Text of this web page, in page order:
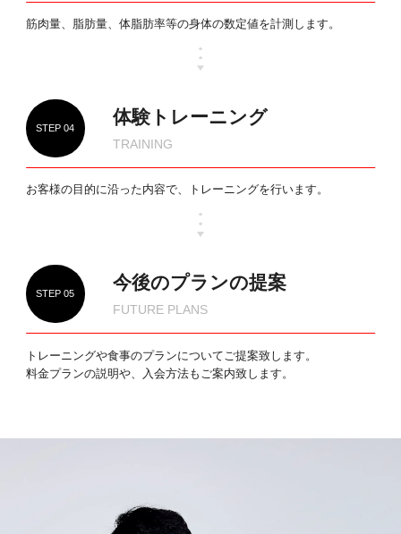
筋肉量、脂肪量、体脂肪率等の身体の数定値を計測します。
STEP 04
体験トレーニング
TRAINING
お客様の目的に沿った内容で、トレーニングを行います。
STEP 05
今後のプランの提案
FUTURE PLANS
トレーニングや食事のプランについてご提案致します。
料金プランの説明や、入会方法もご案内致します。